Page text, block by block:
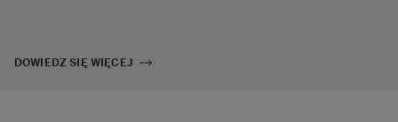
DOWIEDZ SIĘ WIĘCEJ